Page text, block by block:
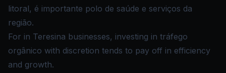
litoral, é importante polo de saúde e serviços da
região.
For in Teresina businesses, investing in tráfego
orgânico with discretion tends to pay off in efficiency
and growth.